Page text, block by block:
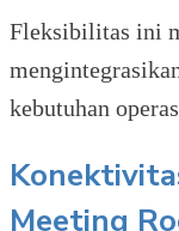
Fleksibilitas ini
kebutuhan
Meeting